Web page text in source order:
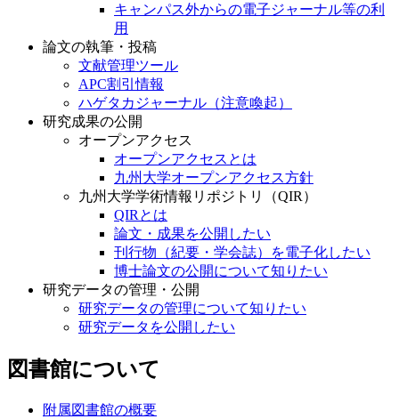
キャンパス外からの電子ジャーナル等の利
用
論文の執筆・投稿
文献管理ツール
APC割引情報
ハゲタカジャーナル（注意喚起）
研究成果の公開
オープンアクセス
オープンアクセスとは
九州大学オープンアクセス方針
九州大学学術情報リポジトリ（QIR）
QIRとは
論文・成果を公開したい
刊行物（紀要・学会誌）を電子化したい
博士論文の公開について知りたい
研究データの管理・公開
研究データの管理について知りたい
研究データを公開したい
図書館について
附属図書館の概要